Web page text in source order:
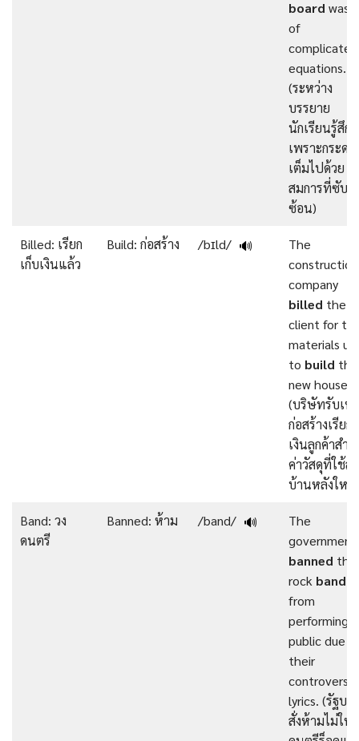
board was
of
complicated
equations.
(ระหว่าง
บรรยาย
นักเรียนรู้สึก
เพราะกระด
เต็มไปด้วย
สมการที่ซับ
ซ้อน)
Billed: เรียก
เก็บเงินแล้ว
Build: ก่อสร้าง /bɪld/ 🔊
The
construction
company
billed the
client for
materials
to build the
new house.
(บริษัทรับเห
ก่อสร้างเรียก
เงินลูกค้าสำ
ค่าวัสดุที่ใช้ส
บ้านหลังใหม่)
Band: วง
ดนตรี
Banned: ห้าม /band/ 🔊
The
government
banned the
rock band
from
performing
public due
their
lyrics. (รัฐบา
สั่งห้ามไม่ให้